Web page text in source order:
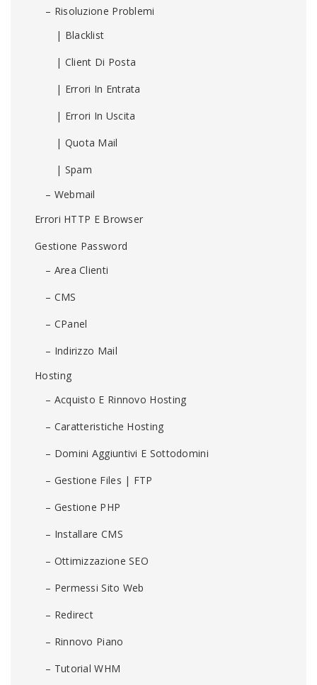
– Risoluzione Problemi
| Blacklist
| Client Di Posta
| Errori In Entrata
| Errori In Uscita
| Quota Mail
| Spam
– Webmail
Errori HTTP E Browser
Gestione Password
– Area Clienti
– CMS
– CPanel
– Indirizzo Mail
Hosting
– Acquisto E Rinnovo Hosting
– Caratteristiche Hosting
– Domini Aggiuntivi E Sottodomini
– Gestione Files | FTP
– Gestione PHP
– Installare CMS
– Ottimizzazione SEO
– Permessi Sito Web
– Redirect
– Rinnovo Piano
– Tutorial WHM